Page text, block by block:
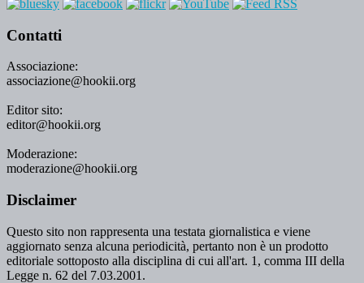
Contatti
Associazione:
associazione@hookii.org
Editor sito:
editor@hookii.org
Moderazione:
moderazione@hookii.org
Disclaimer
Questo sito non rappresenta una testata giornalistica e viene
aggiornato senza alcuna periodicità, pertanto non è un prodotto
editoriale sottoposto alla disciplina di cui all'art. 1, comma III della
Legge n. 62 del 7.03.2001.